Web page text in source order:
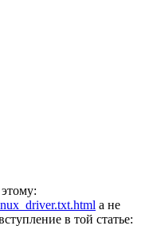
а не
в той статье: